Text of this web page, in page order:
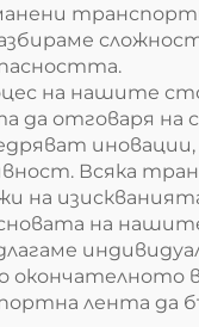
на нашите
да отговаря
Всяка
на
на
лента да